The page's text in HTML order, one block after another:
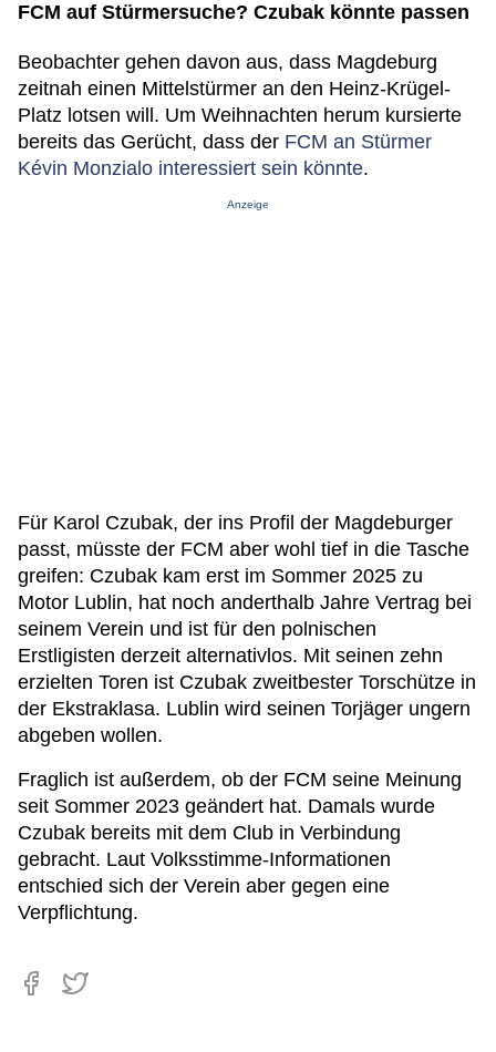
FCM auf Stürmersuche? Czubak könnte passen
Beobachter gehen davon aus, dass Magdeburg
zeitnah einen Mittelstürmer an den Heinz-Krügel-
Platz lotsen will. Um Weihnachten herum kursierte
bereits das Gerücht, dass der FCM an Stürmer
Kévin Monzialo interessiert sein könnte.
Anzeige
Für Karol Czubak, der ins Profil der Magdeburger
passt, müsste der FCM aber wohl tief in die Tasche
greifen: Czubak kam erst im Sommer 2025 zu
Motor Lublin, hat noch anderthalb Jahre Vertrag bei
seinem Verein und ist für den polnischen
Erstligisten derzeit alternativlos. Mit seinen zehn
erzielten Toren ist Czubak zweitbester Torschütze in
der Ekstraklasa. Lublin wird seinen Torjäger ungern
abgeben wollen.
Fraglich ist außerdem, ob der FCM seine Meinung
seit Sommer 2023 geändert hat. Damals wurde
Czubak bereits mit dem Club in Verbindung
gebracht. Laut Volksstimme-Informationen
entschied sich der Verein aber gegen eine
Verpflichtung.